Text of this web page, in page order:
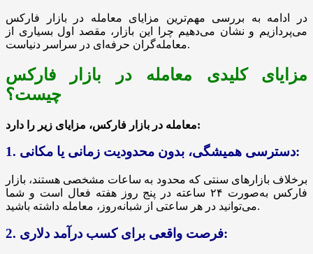
در ادامه به بررسی مهم‌ترین مزایای معامله در بازار فارکس
می‌پردازیم و نشان می‌دهیم چرا این بازار، مقصد اول بسیاری از
معامله‌گران حرفه‌ای در سراسر دنیاست.
مزایای کلیدی معامله در بازار فارکس
چیست؟
معامله در بازار فارکس، مزایای زیر را دارد:
1. دسترسی همیشگی، بدون محدودیت زمانی یا مکانی:
برخلاف بازارهای سنتی که محدود به ساعات مشخصی هستند، بازار
فارکس به‌صورت ۲۴ ساعته در پنج روز هفته فعال است و شما
می‌توانید در هر ساعتی از شبانه‌روز، معامله داشته باشید.
2. فرصت واقعی برای کسب درآمد دلاری: